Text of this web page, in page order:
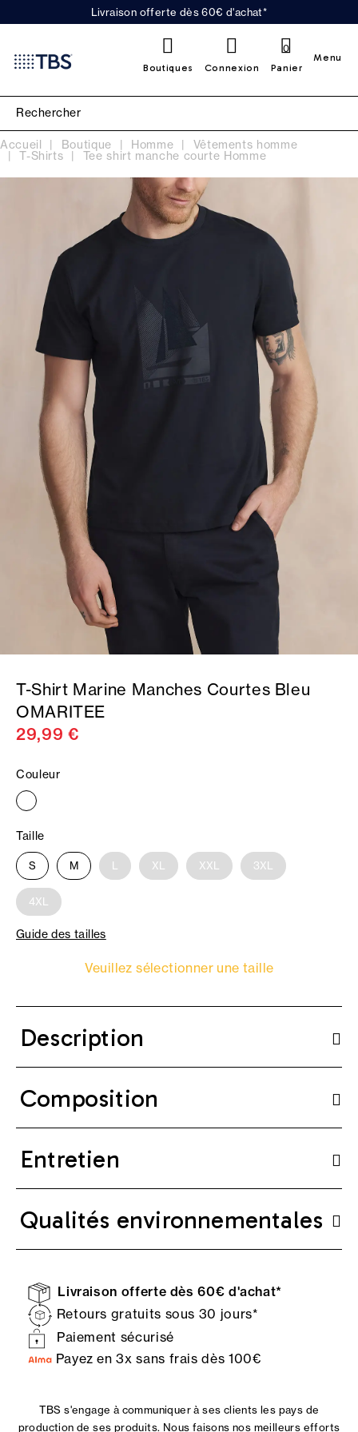
Livraison offerte dès 60€ d'achat*
Boutiques Connexion Panier
0
Menu
Accueil Boutique Homme Vêtements homme
T-Shirts Tee shirt manche courte Homme
T-Shirt Marine Manches Courtes Bleu
OMARITEE
29,99 €
Couleur
Taille
S M L XL XXL 3XL
4XL
Guide des tailles
Veuillez sélectionner une taille
Description
Composition
Entretien
Qualités environnementales
Livraison offerte dès 60€ d'achat*
Retours gratuits sous 30 jours*
Paiement sécurisé
Payez en 3x sans frais dès 100€
TBS s'engage à communiquer à ses clients les pays de
production de ses produits. Nous faisons nos meilleurs efforts